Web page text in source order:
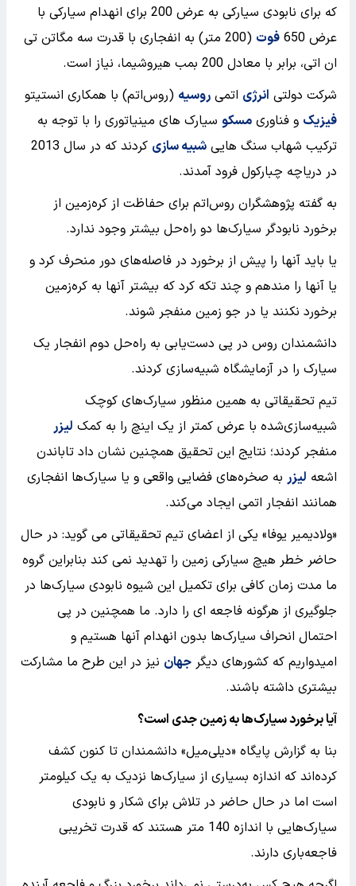
که برای نابودی سیارکی به عرض 200 برای انهدام سیارکی با
عرض 650
فوت
(200 متر) به انفجاری با قدرت سه مگاتن تی
ان اتی، برابر با معادل 200 بمب هیروشیما، نیاز است.
شرکت دولتی انرژی اتمی روسیه (روس‌اتم) با همکاری انستیتو
فیزیک و فناوری مسکو سیارک های مینیاتوری را با توجه به
ترکیب شهاب سنگ هایی شبیه سازی
کردند که در سال 2013
در دریاچه چبارکول فرود آمدند.
به گفته پژوهشگران روس‌اتم برای حفاظت از کره‌زمین از
برخورد نابودگر سیارک‌ها دو راه‌حل بیشتر وجود ندارد.
یا باید آنها را پیش از برخورد در فاصله‌های دور منحرف کرد و
یا آنها را مندهم و چند تکه کرد که بیشتر آنها به کره‌زمین
برخورد نکنند یا در جو زمین منفجر شوند.
دانشمندان روس در پی دست‌یابی به راه‌حل دوم انفجار یک
سیارک را در آزمایشگاه شبیه‌سازی کردند.
تیم تحقیقاتی به همین منظور سیارک‌های کوچک
شبیه‌سازی‌شده با عرض کمتر از یک اینچ را به کمک لیزر
منفجر کردند؛ نتایج این تحقیق همچنین نشان داد تاباندن
اشعه لیزر به صخره‌های فضایی واقعی و یا سیارک‌ها انفجاری
همانند انفجار اتمی ایجاد می‌کند.
«ولادیمیر یوفا» یکی از اعضای تیم تحقیقاتی می گوید: در حال
حاضر خطر هیچ سیارکی زمین را تهدید نمی کند بنابراین گروه
ما مدت زمان کافی برای تکمیل این شیوه نابودی سیارک‌ها در
جلوگیری از هرگونه فاجعه ای را دارد. ما همچنین در پی
احتمال انحراف سیارک‌ها بدون انهدام آنها هستیم و
امیدواریم که کشورهای دیگر جهان نیز در این طرح ما مشارکت
بیشتری داشته باشند.
آیا برخورد سیارک‌ها به زمین جدی است؟
بنا به گزارش پایگاه «دیلی‌میل» دانشمندان تا کنون کشف
کرده‌اند که اندازه بسیاری از سیارک‌ها نزدیک به یک کیلومتر
است اما در حال حاضر در تلاش برای شکار و نابودی
سیارک‌هایی با اندازه 140 متر هستند که قدرت تخریبی
فاجعه‌باری دارند.